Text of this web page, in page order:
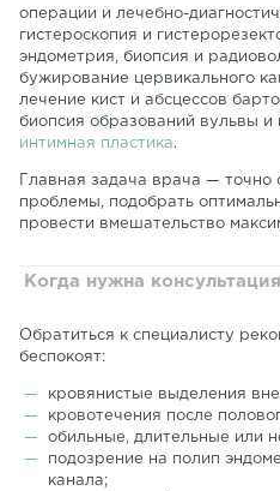
операции и лечебно-
гистероскопия и
эндометрия, биопсия и
бужирование цервикального
лечение кист и абсцессов
биопсия образований вульвы и
интимная пластика.
Главная задача врача — точно
проблемы, подобрать
провести вмешательство
Когда нужна
Обратиться к специалисту
беспокоят:
кровянистые выделения
кровотечения после
обильные, длительные или
подозрение на полип
канала;